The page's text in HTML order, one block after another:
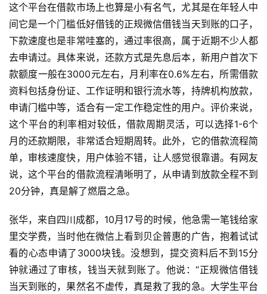
这个平台在借款市场上也算是小有名气，尤其是在年轻人中
间它是一个门槛低好借钱的正规微信借钱当天到账的口子，
下款速度也是非常哇塞的，通过率很高，属于近期不少人都
去申请过。具体来说，还款方式是先息后本，新用户首次下
款额度一般在3000元左右，月利率在0.6%左右，所需借款
资料包括身份证、工作证明和银行流水等，持牌机构放款，
申请门槛中等，适合有一定工作稳定性的用户。评价来说，
这个平台的利率相对较低，借款周期灵活，可以选择1-6个
月的还款期限，非常适合短期周转。此外，它的借款流程简
单，审核速度快，用户体验不错，让人感觉很靠谱。有网友
说，这个平台的借款流程清晰明了，从申请到放款全程不到
20分钟，真是解了燃眉之急。
张华，来自四川成都，10月17号的时候，他急需一笔钱给家
里交学费，当时他在微信上看到贝企普惠的广告，抱着试试
看的心态申请了3000块钱。没想到，提交资料后不到15分
钟就通过了审核，钱当天就到账了。他说：“正规微信借钱
当天到账的，果然名不虚传，真是救了我的急。大学生平台